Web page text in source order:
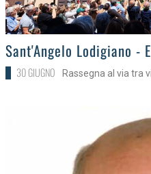
>
Sant'Angelo Lodigiano -
30 GIUGNO Rassegna al via tra